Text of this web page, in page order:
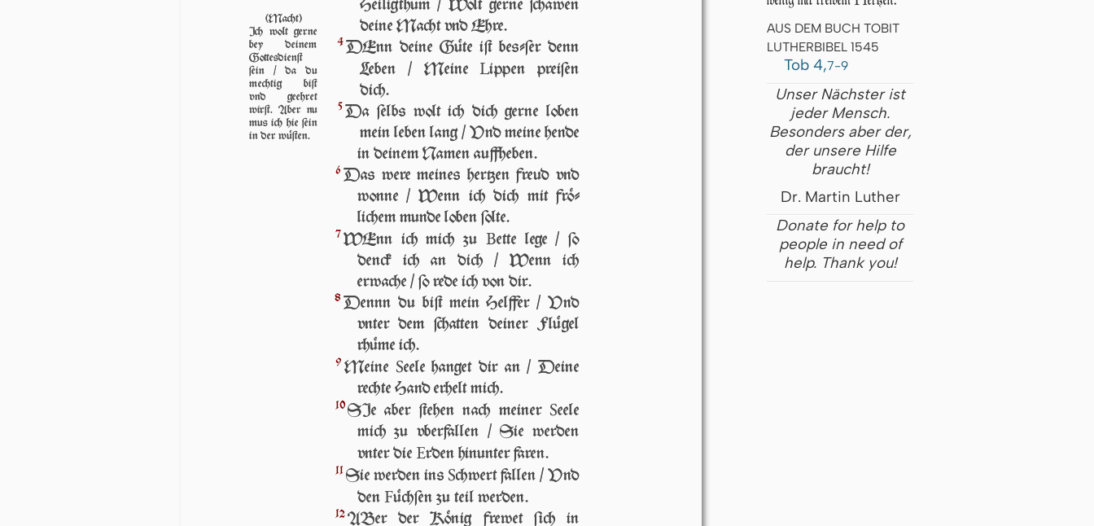
(Macht)
Ich wolt ger­ne
bey deinem
Got­tes­dienſt
ſein / da du
mech­tig biſt
vnd geehret
wirſt. Aber nu
mus ich hie ſein
in der wü­ſten.
Hei­lig­thum / Wolt ger­ne ſchaw­en
deine Macht vnd Ehre.
4 DEnn deine Güte iſt beſ­ſer denn
Leben / MeineLippen preiſen
dich.
5 Da ſelbs wolt ich dich ger­ne loben
mein leben lang / Vnd meine hende
in deinem Namen auffheben.
6 Das we­re meines her­tzen freud vnd
wonne / Wenn ich dich mit frö­
lichem mun­de loben ſolte.
7 WEnn ich mich zu Bette lege / ſo
denck ich an dich / Wenn ich
erwache / ſo rede ich von dir.
8 Dennn du biſt mein Helffer / Vnd
vn­ter dem ſchatten deiner Flügel
rhüme ich.
9 Meine Seele hanget dir an / Deine
rechte Hand erhelt mich.
10 SIe aber ſte­hen nach meiner Seele
mich zu vberfallen / Sie wer­den
vn­ter die Erden hinunter faren.
11 Sie wer­den ins Schwert fallen / Vnd
den Füchſen zu teil wer­den.
12 ABer der König frewet ſich in
AUS DEM BUCH TOBIT
LUTHERBIBEL 1545
Tob 4,7-9
Unser Nächster ist
jeder Mensch.
Besonders aber der,
der unsere Hilfe
braucht!
Dr. Martin Luther
Donate for help to
people in need of
help. Thank you!